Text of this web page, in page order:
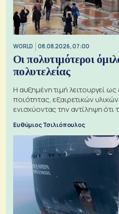
WORLD 08.08.2026, 07:00
Οι πολυτιμότεροι
πολυτελείας
Η αυξημένη τιμή λειτουργεί
ποιότητας, εξαιρετικών
ενισχύοντας την αντίληψη ότι
Ευθύμιος Τσιλιόπουλος